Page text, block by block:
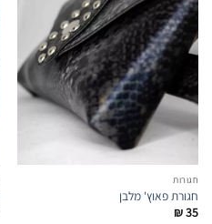
חגורות
חגורת פאוץ' מלבן
₪35